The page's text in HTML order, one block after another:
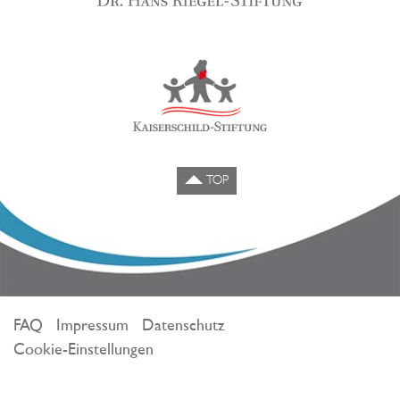
TOP
FAQ Impressum
Datenschutz
Cookie-Einstellungen